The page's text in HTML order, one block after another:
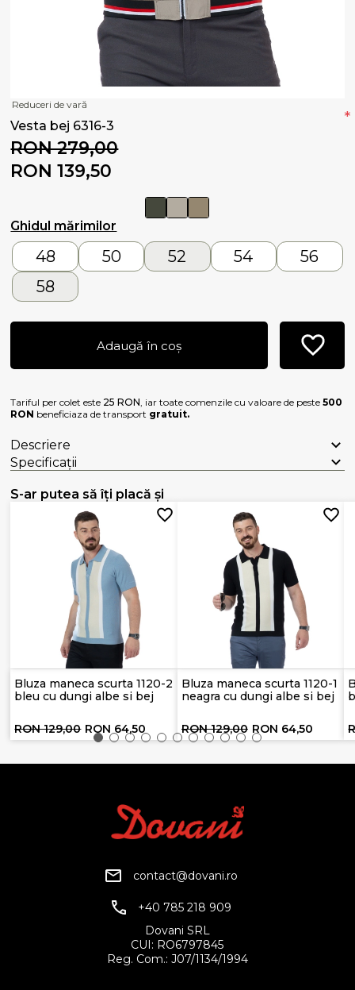
Reduceri de vară
Vesta bej 6316-3
RON 279,00
RON 139,50
Ghidul mărimilor
*
48 50 52 54
56
58
Adaugă în coș
Tariful per colet este 25 RON, iar toate comenzile cu valoare de peste500
RON beneficiaza de transport gratuit.
Descriere
Specificații
S-ar putea să îți placă și
Bluza maneca scurta 1120-2
bleu cu dungi albe si bej
RON 129,00 RON 64,50
Bluza maneca scurta 1120-1
neagra cu dungi albe si bej
RON 129,00 RON 64,50
contact@dovani.ro
+40 785 218 909
Dovani SRL
CUI: RO6797845
Reg. Com.: J07/1134/1994